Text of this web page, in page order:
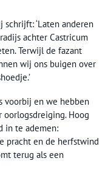
‘Laten anderen
achter Castricum
Terwijl de fazant
wij ons buigen over
voorbij en we hebben
Hoog
in te ademen:
pracht en de herfstwind
terug als een